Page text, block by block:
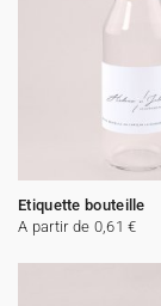
Etiquette bouteille
A partir de 0,61 €